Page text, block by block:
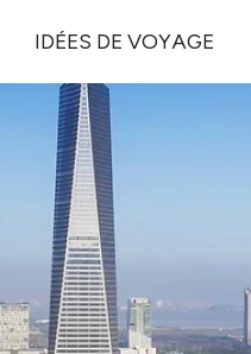
IDÉES DE VOYAGE